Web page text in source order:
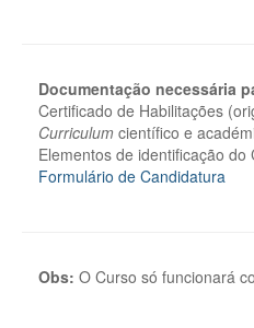
Documentação necessária
Certificado de Habilitações
Curriculum científico e
Elementos de identificação
Formulário de Candidatura
Obs: O Curso só funcionará